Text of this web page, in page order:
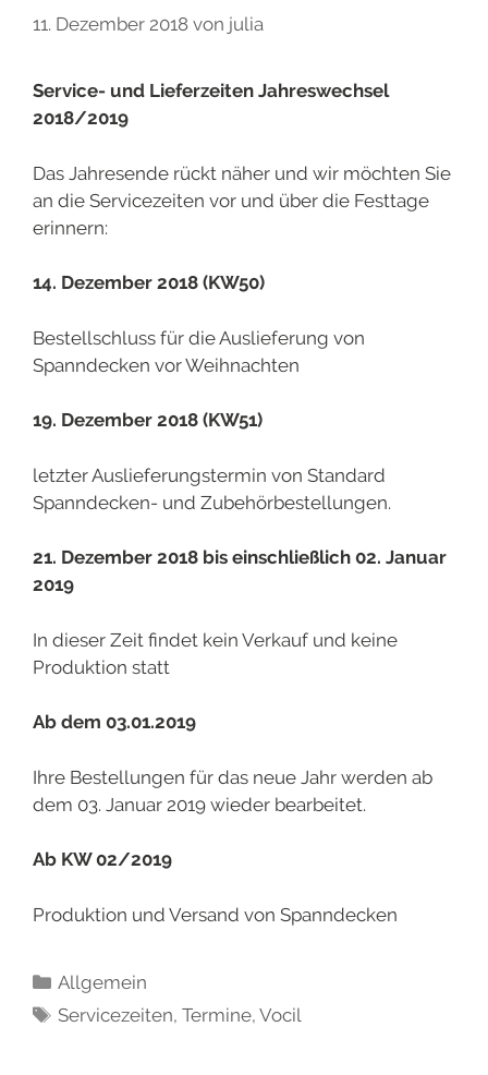
11. Dezember 2018 von julia
Service- und Lieferzeiten Jahreswechsel
2018/2019
Das Jahresende rückt näher und wir möchten Sie
an die Servicezeiten vor und über die Festtage
erinnern:
14. Dezember 2018 (KW50)
Bestellschluss für die Auslieferung von
Spanndecken vor Weihnachten
19. Dezember 2018 (KW51)
letzter Auslieferungstermin von Standard
Spanndecken- und Zubehörbestellungen.
21. Dezember 2018 bis einschließlich 02. Januar
2019
In dieser Zeit findet kein Verkauf und keine
Produktion statt
Ab dem 03.01.2019
Ihre Bestellungen für das neue Jahr werden ab
dem 03. Januar 2019 wieder bearbeitet.
Ab KW 02/2019
Produktion und Versand von Spanndecken
Allgemein
Servicezeiten,Termine,Vocil